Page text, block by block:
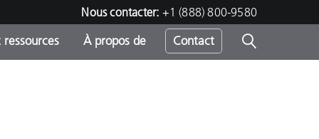
Nous contacter: +1 (888) 800-9580
À propos de Contact